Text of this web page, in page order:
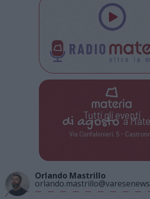
Tutti gli eventi
di agostoa
Via Confalonieri, 5 -
Orlando Mastrillo